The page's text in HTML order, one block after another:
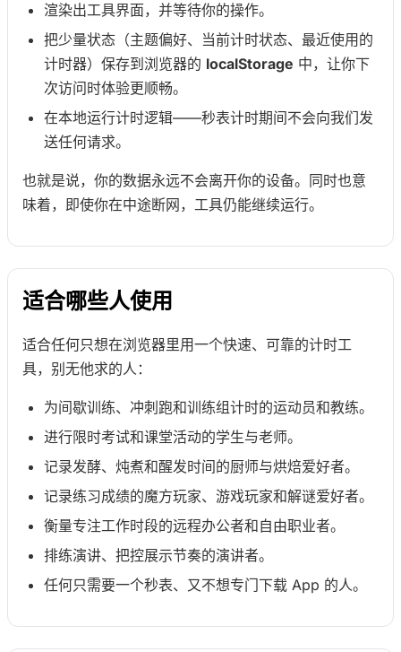
渲染出工具界面，并等待你的操作。
把少量状态（主题偏好、当前计时状态、最近使用的
计时器）保存到浏览器的 localStorage 中，让你下
次访问时体验更顺畅。
在本地运行计时逻辑——秒表计时期间不会向我们发
送任何请求。
也就是说，你的数据永远不会离开你的设备。同时也意
味着，即使你在中途断网，工具仍能继续运行。
适合哪些人使用
适合任何只想在浏览器里用一个快速、可靠的计时工
具，别无他求的人：
为间歇训练、冲刺跑和训练组计时的运动员和教练。
进行限时考试和课堂活动的学生与老师。
记录发酵、炖煮和醒发时间的厨师与烘焙爱好者。
记录练习成绩的魔方玩家、游戏玩家和解谜爱好者。
衡量专注工作时段的远程办公者和自由职业者。
排练演讲、把控展示节奏的演讲者。
任何只需要一个秒表、又不想专门下载 App 的人。